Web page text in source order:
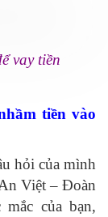
vay tiền
tiền vào
hỏi của mình
Việt – Đoàn
của bạn,